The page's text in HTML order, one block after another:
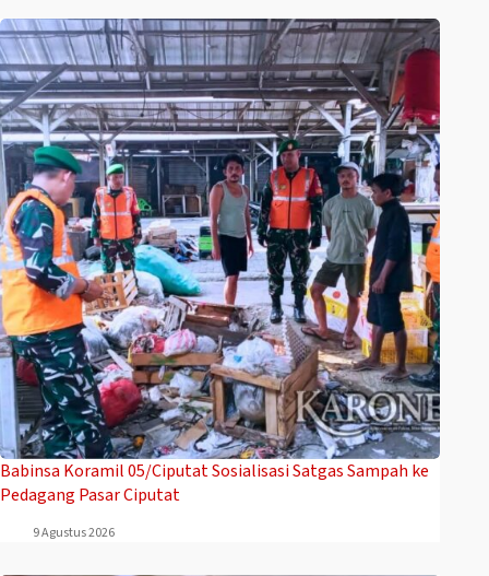
Babinsa Koramil 05/Ciputat Sosialisasi Satgas Sampah ke
Pedagang Pasar Ciputat
9 Agustus 2026